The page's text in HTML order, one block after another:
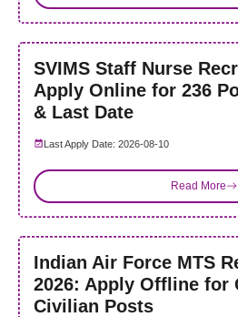
SVIMS Staff Nurse
Apply Online for 236
& Last Date
Last Apply Date: 2026-08-10
Read More
Indian Air Force MTS
2026: Apply Offline for
Civilian Posts